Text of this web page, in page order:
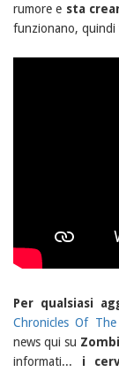
rumore e sta
funzionano, quindi
Per qualsiasi
Chronicles Of The
news qui su
informati... i